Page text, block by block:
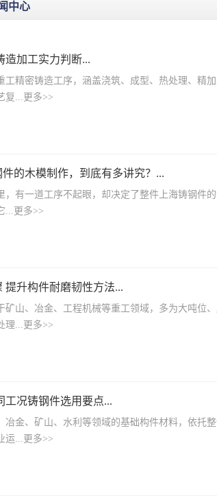
中心
造加工实力判断...
密铸造工序，涵盖浇筑、成型、热处理、精加
复...更多>>
的木模制作，到底有多讲究？...
有一道工序不起眼，却决定了整件上海铸钢件
...更多>>
提升构件耐磨韧性方法...
、冶金、工程机械等重工领域，多为大吨位
理...更多>>
工况铸钢件选用要点...
、矿山、水利等领域的基础构件材料，依托
运...更多>>